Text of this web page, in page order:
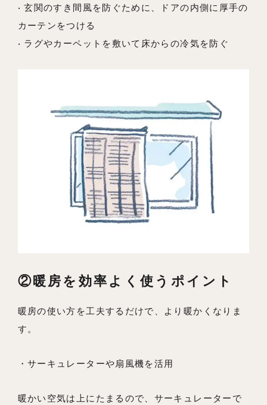
• 玄関のすき間風を防ぐために、ドアの内側に厚手の
カーテンをつける
• ラグやカーペットを敷いて床からの冷気を防ぐ
②暖房を効率よく使うポイント
暖房の使い方を工夫するだけで、より暖かくなりま
す。
・サーキュレーターや扇風機を活用
暖かい空気は上にたまるので、サーキュレーターで